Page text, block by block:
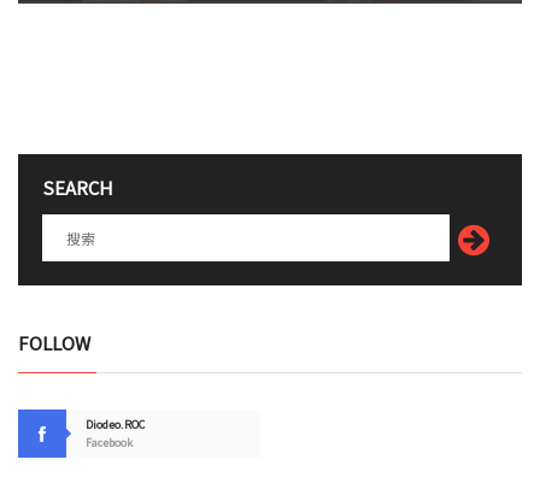
SEARCH
FOLLOW
Diodeo.ROC
Facebook